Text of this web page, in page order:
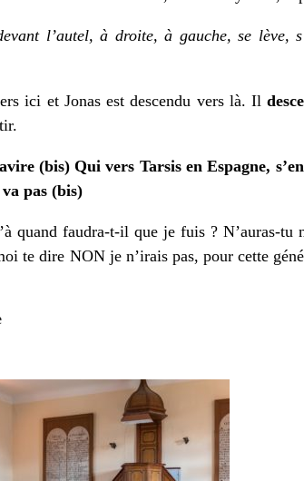
l’autel, à droite, à gauche, se lève,
ici et Jonas est descendu vers là. Il
(bis) Qui vers Tarsis en Espagne,
pas (bis)
quand faudra-t-il que je fuis ? N’auras-
te dire NON je n’irais pas, pour cette